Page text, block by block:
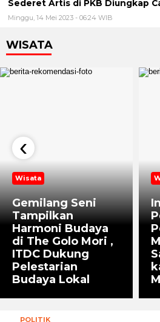
Sederet Artis di PKB Diungkap
Minggu, 14 Mei 2023 - 06:24 WIB
WISATA
Wisata
Gemilang Seni
Tampilkan
Harmoni Budaya
di The Golo Mori ,
ITDC Dukung
Pelestarian
Budaya Lokal
‹
POLITIK